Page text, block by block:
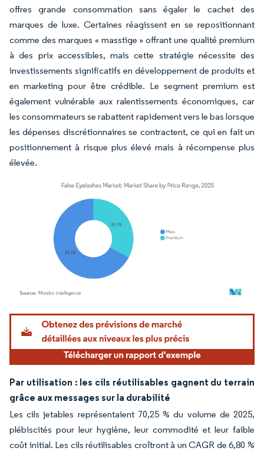
offres grande consommation sans égaler le cachet des
marques de luxe. Certaines réagissent en se repositionnant
comme des marques « masstige » offrant une qualité premium
à des prix accessibles, mais cette stratégie nécessite des
investissements significatifs en développement de produits et
en marketing pour être crédible. Le segment premium est
également vulnérable aux ralentissements économiques, car
les consommateurs se rabattent rapidement vers le bas lorsque
les dépenses discrétionnaires se contractent, ce qui en fait un
positionnement à risque plus élevé mais à récompense plus
élevée.
Image © Mordor Intelligence. La réutilisation nécessite une attribution sous CC BY
Par utilisation : les cils réutilisables gagnent du terrain
grâce aux messages sur la durabilité
Les cils jetables représentaient 70,25 % du volume de 2025,
plébiscités pour leur hygiène, leur commodité et leur faible
coût initial. Les cils réutilisables croîtront à un CAGR de 6,80 %